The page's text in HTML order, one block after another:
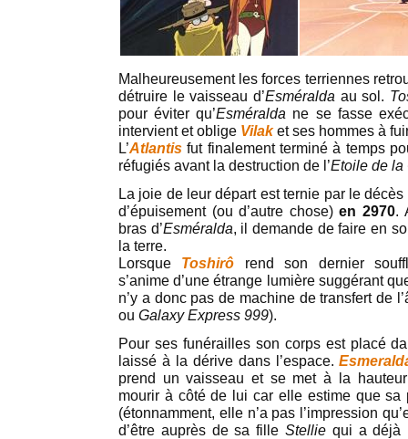
Malheureusement les forces terriennes
détruire le vaisseau d’Esméralda au sol.
pour éviter qu’Esméralda ne se fasse
intervient et oblige Vilaket ses hommes à
L’Atlantis fut finalement terminé à temps
réfugiés avant la destruction de l’Etoile de la
La joie de leur départ est ternie par le
d’épuisement (ou d’autre chose)en 2970.
bras d’Esméralda, il demande de faire en
la terre.
Lorsque Toshirô rend son dernier
s’anime d’une étrange lumière suggérant
n’y a donc pas de machine de transfert de
ou Galaxy Express 999).
Pour ses funérailles son corps est placé
laissé à la dérive dans l’espace.
prend un vaisseau et se met à la
mourir à côté de lui car elle estime que
(étonnamment, elle n’a pas l’impression
d’être auprès de sa fille Stelliequi a déjà